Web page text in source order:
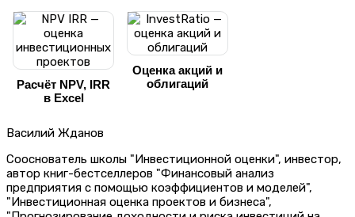
Расчёт NPV, IRR
в Excel
Оценка акций и
облигаций
Василий Жданов
Сооснователь школы "Инвестиционной оценки", инвестор,
автор книг-бестселлеров "Финансовый анализ
предприятия с помощью коэффициентов и моделей",
"Инвестиционная оценка проектов и бизнеса",